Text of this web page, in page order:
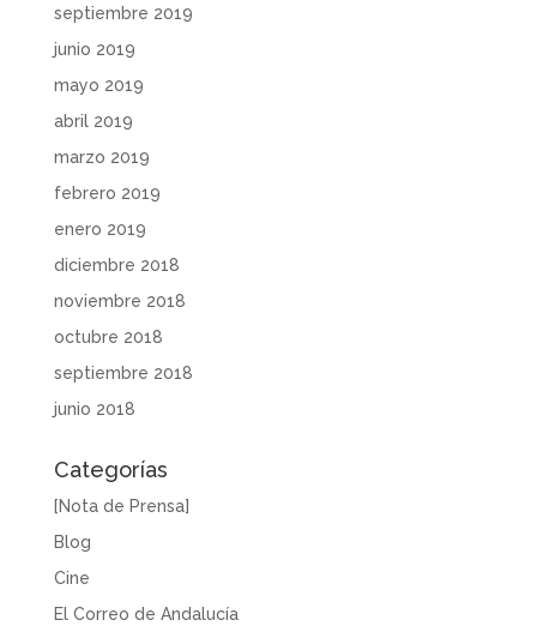
septiembre 2019
junio 2019
mayo 2019
abril 2019
marzo 2019
febrero 2019
enero 2019
diciembre 2018
noviembre 2018
octubre 2018
septiembre 2018
junio 2018
Categorías
[Nota de Prensa]
Blog
Cine
El Correo de Andalucía